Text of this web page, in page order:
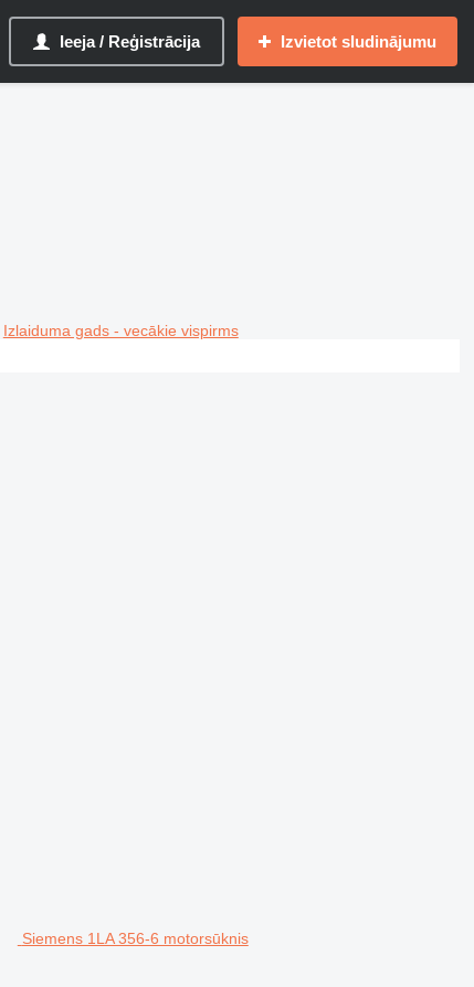
Ieeja / Reģistrācija Izvietot sludinājumu
Izlaiduma gads - vecākie vispirms
Siemens 1LA 356-6 motorsūknis